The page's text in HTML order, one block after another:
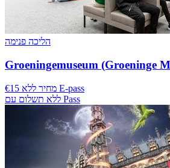
הליכה פנימה
Groeningemuseum (Groeninge
€15 מחיר ללא E-pass
ללא תשלום עם Pass